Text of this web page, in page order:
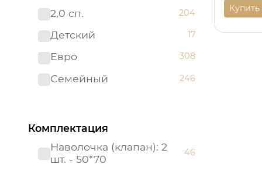
Премиум 82
Престиж 25
Россия 21
Россия (Подарочная
2,0 сп. 204
Детский 17
Евро 308
Семейный 246
Комплектация
Наволочка (клапан): 2
шт. - 50*70
46
Купить